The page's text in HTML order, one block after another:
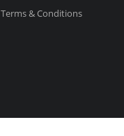
Terms & Conditions